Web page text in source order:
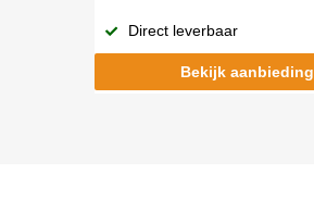
Direct leverbaar
Bekijk aanbieding